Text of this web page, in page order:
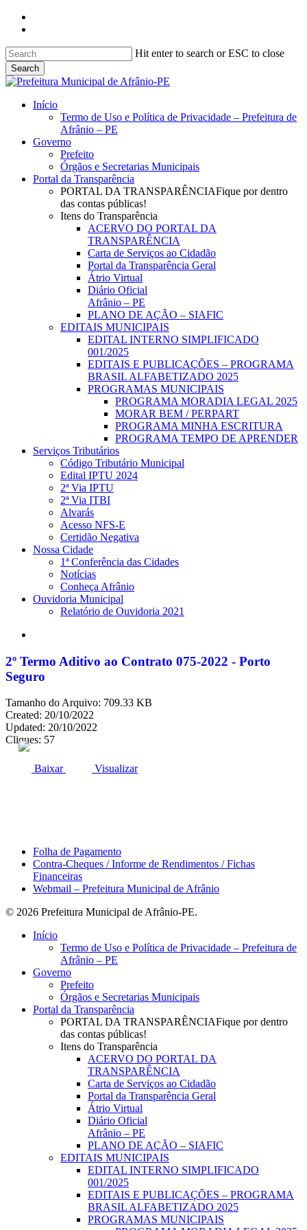
Skip
content
Hit enter to search or ESC to close
Search
Close
search
Menu
Início
Termo de Uso e Política de Privacidade – Prefeitura de
Afrânio – PE
Governo
Prefeito
Órgãos e Secretarias Municipais
Portal da Transparência
PORTAL DA TRANSPARÊNCIAFique por dentro
das contas públicas!
Itens do Transparência
ACERVO DO PORTAL DA
TRANSPARÊNCIA
Carta de Serviços ao Cidadão
Portal da Transparência Geral
Átrio Virtual
Diário Oficial
Afrânio – PE
PLANO DE AÇÃO – SIAFIC
EDITAIS MUNICIPAIS
EDITAL INTERNO SIMPLIFICADO
001/2025
EDITAIS E PUBLICAÇÕES – PROGRAMA
BRASIL ALFABETIZADO 2025
PROGRAMAS MUNICIPAIS
PROGRAMA MORADIA LEGAL 2025
MORAR BEM / PERPART
PROGRAMA MINHA ESCRITURA
PROGRAMA TEMPO DE APRENDER
Serviços Tributários
Código Tributário Municipal
Edital IPTU 2024
2ª Via IPTU
2ª Via ITBI
Alvarás
Acesso NFS-E
Certidão Negativa
Nossa Cidade
1ª Conferência das Cidades
Notícias
Conheça Afrânio
Ouvidoria Municipal
Relatório de Ouvidoria 2021
2º Termo Aditivo ao Contrato 075-2022 - Porto
Seguro
Tamanho do Arquivo: 709.33 KB
Created: 20/10/2022
Updated: 20/10/2022
Cliques: 57
Baixar Visualizar
Folha de Pagamento
Contra-Cheques / Informe de Rendimentos / Fichas
Financeiras
Webmail – Prefeitura Municipal de Afrânio
© 2026 Prefeitura Municipal de Afrânio-PE.
Close
Início
Termo de Uso e Política de Privacidade – Prefeitura de
Afrânio – PE
Governo
Prefeito
Órgãos e Secretarias Municipais
Portal da Transparência
PORTAL DA TRANSPARÊNCIAFique por dentro
das contas públicas!
Itens do Transparência
ACERVO DO PORTAL DA
TRANSPARÊNCIA
Carta de Serviços ao Cidadão
Portal da Transparência Geral
Átrio Virtual
Diário Oficial
Afrânio – PE
PLANO DE AÇÃO – SIAFIC
EDITAIS MUNICIPAIS
EDITAL INTERNO SIMPLIFICADO
001/2025
EDITAIS E PUBLICAÇÕES – PROGRAMA
BRASIL ALFABETIZADO 2025
PROGRAMAS MUNICIPAIS